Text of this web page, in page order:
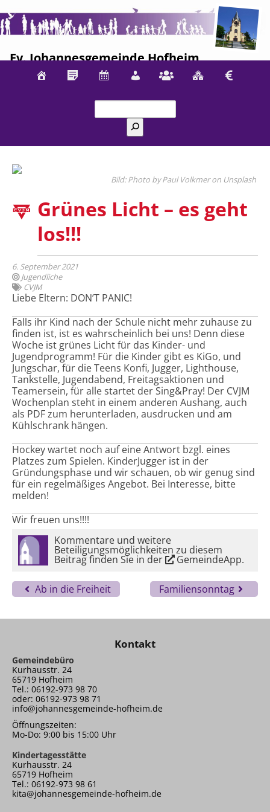
Ev. Johannesgemeinde Hofheim
Photo by Paul Volkmer on Unsplash
Grünes Licht – es geht
los!!!
6. September 2021
Jugendliche
CVJM
Liebe Eltern: DON’T PANIC!
Falls ihr Kind nach der Schule nicht mehr zuhause zu
finden ist, ist es wahrscheinlich bei uns! Denn diese
Woche ist grünes Licht für das Kinder- und
Jugendprogramm! Für die Kinder gibt es KiGo, und
Jungschar, für die Teens Konfi, Jugger, Lighthouse,
Tankstelle, Jugendabend, Freitagsaktionen und
Teamersein, für alle startet der Sing&Pray! Der CVJM
Wochenplan steht in einem anderen Aushang, auch
als PDF zum herunterladen, ausdrucken und am
Kühlschrank hängen.
Hockey wartet noch auf eine Antwort bzgl. eines
Platzes zum Spielen. KinderJugger ist in der
Gründungsphase und wir schauen, ob wir genug sind
für ein regelmäßiges Angebot. Bei Interesse, bitte
melden!
Wir freuen uns!!!!
Kommentare und weitere
Beteiligungsmöglichkeiten zu diesem
Beitrag finden Sie in der GemeindeApp.
Ab in die Freiheit Familiensonntag
Kontakt
Gemeindebüro
Kurhausstr. 24
65719 Hofheim
Tel.: 06192-973 98 70
oder: 06192-973 98 71
info@johannesgemeinde-hofheim.de
Öffnungszeiten:
Mo-Do: 9:00 bis 15:00 Uhr
Kindertagesstätte
Kurhausstr. 24
65719 Hofheim
Tel.: 06192-973 98 61
kita@johannesgemeinde-hofheim.de